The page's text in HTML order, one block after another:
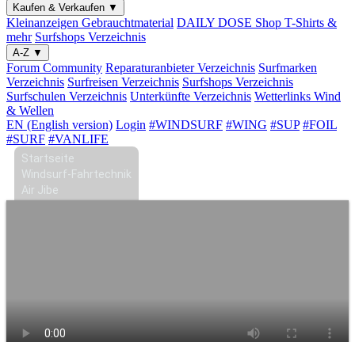
Kaufen & Verkaufen ▼
Kleinanzeigen Gebrauchtmaterial DAILY DOSE Shop T-Shirts &
mehr Surfshops Verzeichnis
A-Z ▼
Forum Community ReparaturanbieterVerzeichnis Surfmarken
Verzeichnis Surfreisen Verzeichnis Surfshops Verzeichnis
Surfschulen Verzeichnis Unterkünfte Verzeichnis Wetterlinks Wind
& Wellen
EN (English version) Login #WINDSURF #WING #SUP #FOIL
#SURF #VANLIFE
Startseite
Windsurf-Fahrtechnik
Air Jibe